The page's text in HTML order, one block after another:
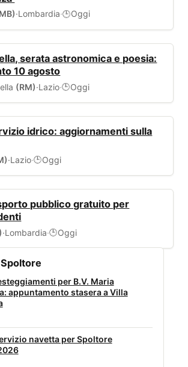
·Lombardia·🕒Oggi
serata astronomica e poesia:
10 agosto
(RM)·Lazio·🕒Oggi
idrico: aggiornamenti sulla
·Lazio·🕒Oggi
pubblico gratuito per
·Lombardia·🕒Oggi
per B.V. Maria
appuntamento stasera a Villa
navetta per Spoltore